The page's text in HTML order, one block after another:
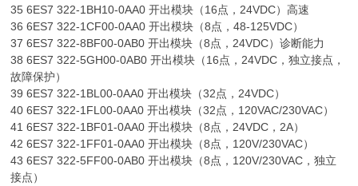
35 6ES7 322-1BH10-0AA0 开出模块（16点，24VDC）高速
36 6ES7 322-1CF00-0AA0 开出模块（8点，48-125VDC）
37 6ES7 322-8BF00-0AB0 开出模块（8点，24VDC）诊断能力
38 6ES7 322-5GH00-0AB0 开出模块（16点，24VDC，独立接点，
故障保护）
39 6ES7 322-1BL00-0AA0 开出模块（32点，24VDC）
40 6ES7 322-1FL00-0AA0 开出模块（32点，120VAC/230VAC）
41 6ES7 322-1BF01-0AA0 开出模块（8点，24VDC，2A）
42 6ES7 322-1FF01-0AA0 开出模块（8点，120V/230VAC）
43 6ES7 322-5FF00-0AB0 开出模块（8点，120V/230VAC，独立
接点）